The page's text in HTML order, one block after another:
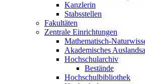
Kanzlerin
Stabsstellen
Fakultäten
Zentrale Einrichtungen
Mathematisch-
Akademisches
Hochschularchiv
Bestände
Hochschulbibliothek